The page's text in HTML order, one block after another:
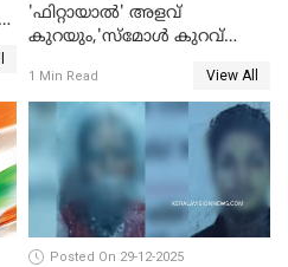
'ഫിറ്റായാൽ' അളവ്
കുറയും,'സ്‌മോൾ കുറവ്
പിഴ
1 Min Read View All
Posted On 29-12-2025